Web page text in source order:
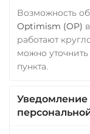
VeChain
Verge (XVG)
WAVES
ERC20 AVAXC
Wrapped
Возможность
Optimism (OP)
работают
можно
пункта.
Уведомление